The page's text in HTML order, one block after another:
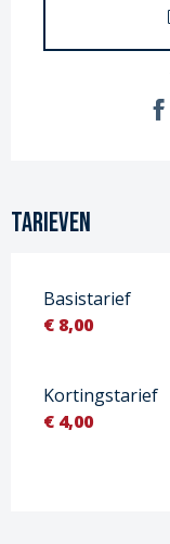
Tarieven
Basistarief
€ 8,00
Kortingstarief
€ 4,00